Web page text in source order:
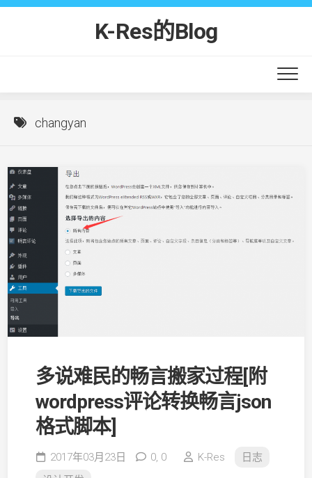
Skip
K-Res的Blog
changyan
多说难民的畅言搬家过程[附
wordpress评论转换畅言json
格式脚本]
2017年03月23日 0, 0 K-Res
日志